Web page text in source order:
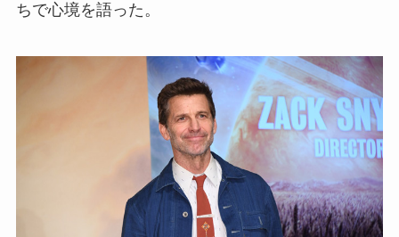
ちで心境を語った。